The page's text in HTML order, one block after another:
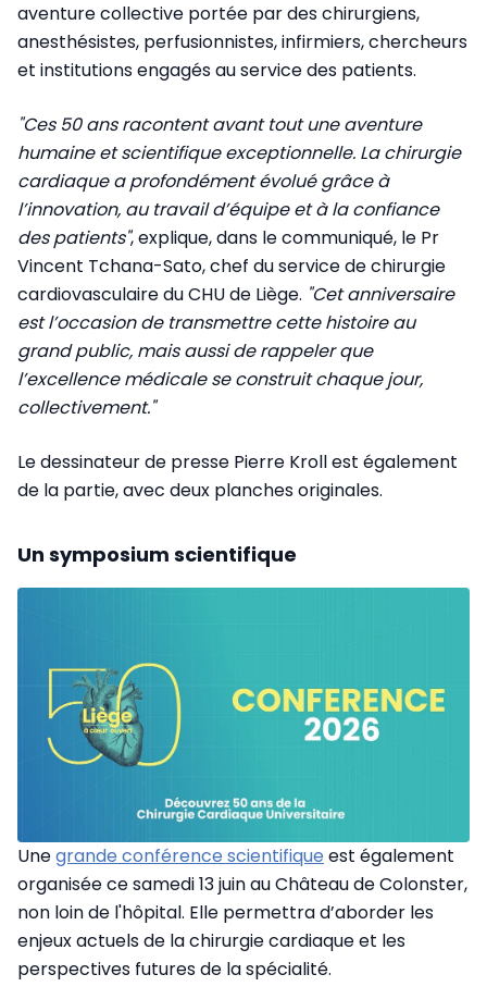
aventure collective portée par des chirurgiens,
anesthésistes, perfusionnistes, infirmiers, chercheurs
et institutions engagés au service des patients.
"Ces 50 ans racontent avant tout une aventure
humaine et scientifique exceptionnelle. La chirurgie
cardiaque a profondément évolué grâce à
l’innovation, au travail d’équipe et à la confiance
des patients", explique, dans le communiqué, le Pr
Vincent Tchana-Sato, chef du service de chirurgie
cardiovasculaire du CHU de Liège. "Cet anniversaire
est l’occasion de transmettre cette histoire au
grand public, mais aussi de rappeler que
l’excellence médicale se construit chaque jour,
collectivement."
Le dessinateur de presse Pierre Kroll est également
de la partie, avec deux planches originales.
Un symposium scientifique
Unegrande conférence scientifique est également
organisée ce samedi 13 juin au Château de Colonster,
non loin de l'hôpital. Elle permettra d’aborder les
enjeux actuels de la chirurgie cardiaque et les
perspectives futures de la spécialité.